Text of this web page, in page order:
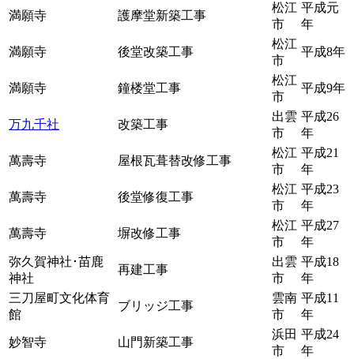
満願寺 護摩堂新築工事
松江
市
平成元
年
満願寺 後堂改築工事
松江
市
平成8年
満願寺 鐘楼堂工事
松江
市
平成9年
万九千社 改築工事
出雲
市
平成26
年
萬壽寺 屋根瓦葺替改修工事
松江
市
平成21
年
萬壽寺 後堂修復工事
松江
市
平成23
年
萬壽寺 塀改修工事
松江
市
平成27
年
弥久賀神社･苗鹿
神社
再建工事
出雲
市
平成18
年
三刀屋町文化体育
館
ブリッジ工事
雲南
市
平成11
年
妙智寺 山門新築工事
浜田
市
平成24
年